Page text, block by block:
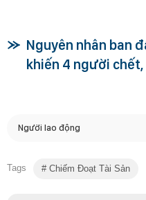
Nguyên nhân ban
khiến 4 người
Người lao động
Tags Chiếm Đoạt Tài Sản